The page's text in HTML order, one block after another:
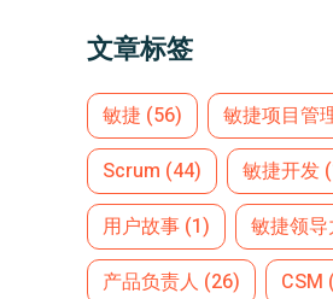
文章标签
敏捷 (56) 敏捷项目管
Scrum (44) 敏捷开发
用户故事 (1) 敏捷领导
产品负责人 (26) CSM